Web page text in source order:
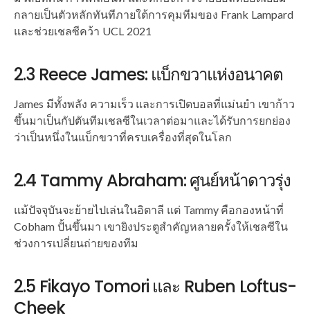
กลายเป็นตัวหลักทันทีภายใต้การคุมทีมของ Frank Lampard
และช่วยเชลซีคว้า UCL 2021
2.3 Reece James: แบ็กขวาแห่งอนาคต
James มีทั้งพลัง ความเร็ว และการเปิดบอลที่แม่นยำ เขาก้าว
ขึ้นมาเป็นกัปตันทีมเชลซีในเวลาต่อมาและได้รับการยกย่อง
ว่าเป็นหนึ่งในแบ็กขวาที่ครบเครื่องที่สุดในโลก
2.4 Tammy Abraham: ศูนย์หน้าดาวรุ่ง
แม้ปัจจุบันจะย้ายไปเล่นในอิตาลี แต่ Tammy คือกองหน้าที่
Cobham ปั้นขึ้นมา เขายิงประตูสำคัญหลายครั้งให้เชลซีใน
ช่วงการเปลี่ยนถ่ายของทีม
2.5 Fikayo Tomori และ Ruben Loftus-
Cheek